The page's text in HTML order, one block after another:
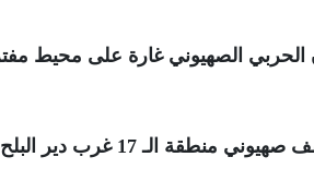
الصهيوني غارة على محيط
غرب دير البلح، وشرقي مخيم البريج وسط قطاع غزة